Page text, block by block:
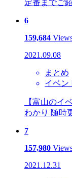
定番までご
6
159,684
2021.09.08
まとめ
イベン
【富山のイ
わかり 随時
7
157,980
2021.12.31